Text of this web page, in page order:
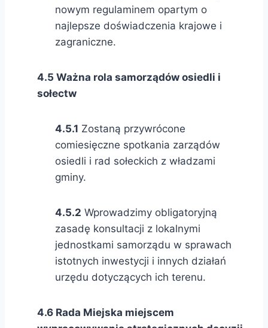
nowym regulaminem opartym o
najlepsze doświadczenia krajowe i
zagraniczne.
4.5 Ważna rola samorządów osiedli i
sołectw
4.5.1 Zostaną przywrócone
comiesięczne spotkania zarządów
osiedli i rad sołeckich z władzami
gminy.
4.5.2 Wprowadzimy obligatoryjną
zasadę konsultacji z lokalnymi
jednostkami samorządu w sprawach
istotnych inwestycji i innych działań
urzędu dotyczących ich terenu.
4.6 Rada Miejska miejscem